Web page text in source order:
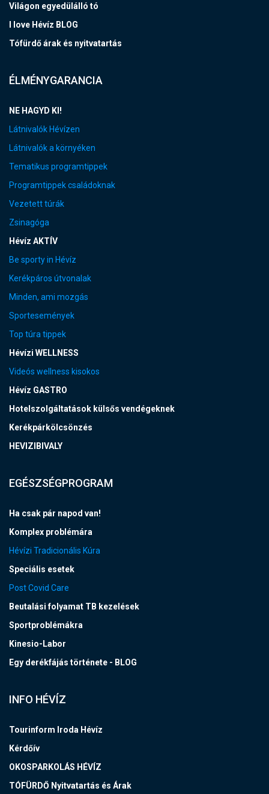
Világon egyedülálló tó
I love Hévíz BLOG
Tófürdő árak és nyitvatartás
ÉLMÉNYGARANCIA
NE HAGYD KI!
Látnivalók Hévízen
Látnivalók a környéken
Tematikus programtippek
Programtippek családoknak
Vezetett túrák
Zsinagóga
Hévíz AKTÍV
Be sporty in Hévíz
Kerékpáros útvonalak
Minden, ami mozgás
Sportesemények
Top túra tippek
Hévízi WELLNESS
Videós wellness kisokos
Hévíz GASTRO
Hotelszolgáltatások külsős vendégeknek
Kerékpárkölcsönzés
HEVIZIBIVALY
EGÉSZSÉGPROGRAM
Ha csak pár napod van!
Komplex problémára
Hévízi Tradicionális Kúra
Speciális esetek
Post Covid Care
Beutalási folyamat TB kezelések
Sportproblémákra
Kinesio-Labor
Egy derékfájás története - BLOG
INFO HÉVÍZ
Tourinform Iroda Hévíz
Kérdőív
OKOSPARKOLÁS HÉVÍZ
TÓFÜRDŐ Nyitvatartás és Árak